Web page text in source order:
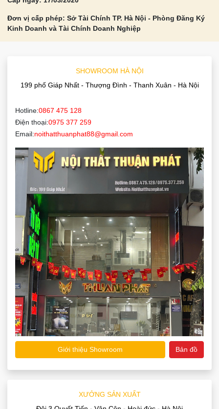
Đơn vị cấp phép: Sở Tài Chính TP. Hà Nội - Phòng Đăng Ký
Kinh Doanh và Tài Chính Doanh Nghiệp
SHOWROOM HÀ NỘI
199 phố Giáp Nhất - Thượng Đình - Thanh Xuân - Hà Nội
Hotline:0867 475 128
Điện thoại:0975 377 259
Email:noithatthuanphat88@gmail.com
Giới thiệu Showroom Bản đồ
XƯỞNG SẢN XUẤT